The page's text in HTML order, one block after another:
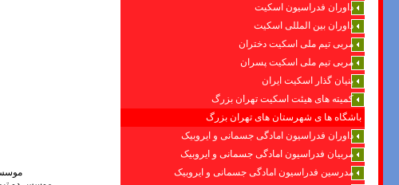
داوران فدراسیون اسکیت
داوران بین المللی اسکیت
مربی تیم ملی اسکیت دختران
مربی تیم ملی اسکیت پسران
بنیان گذار اسکیت ایران
کمیته های هیئت اسکیت تهران بزرگ
باشگاه ها ی شهرستان های تهران بزرگ
داوران فدراسیون امادگی جسمانی و ایروبیک
مربیان فدراسیون امادگی جسمانی و ایروبیک
مدرسین فدراسیون امادگی جسمانی و ایروبیک
موسس